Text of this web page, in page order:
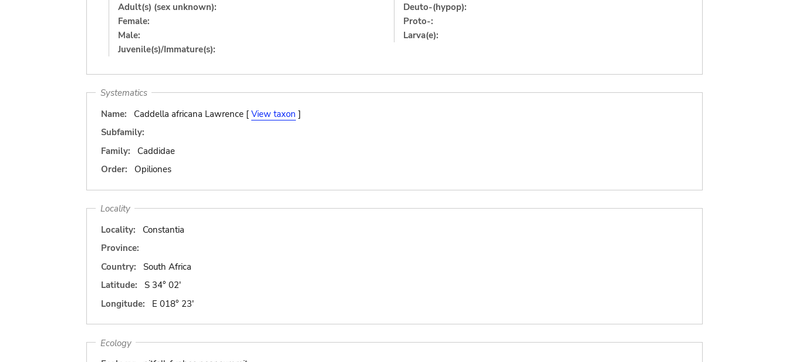
Adult(s) (sex unknown):
Female:
Male:
Juvenile(s)/Immature(s):
Deuto-(hypop):
Proto-:
Larva(e):
Systematics
Name:
Caddella africana Lawrence [ View taxon ]
Subfamily:
Family:
Caddidae
Order:
Opiliones
Locality
Locality:
Constantia
Province:
Country:
South Africa
Latitude:
S 34° 02'
Longitude:
E 018° 23'
Ecology